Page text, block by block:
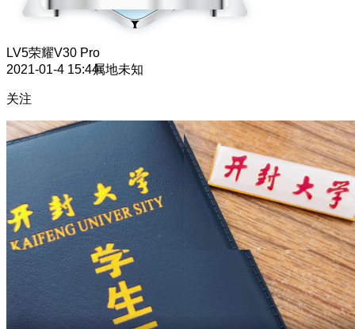
LV5荣耀V30 Pro
2021-01-4 15:44属地未知
关注